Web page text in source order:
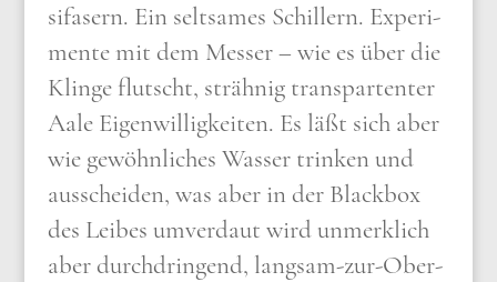
si­fa­sern. Ein selt­sa­mes Schil­lern. Expe­ri­
men­te mit dem Mes­ser – wie es über die
Klin­ge flutscht, sträh­nig tran­spar­ten­ter
Aale Eigen­wil­lig­kei­ten. Es läßt sich aber
wie gewöhn­li­ches Was­ser trin­ken und
aus­schei­den, was aber in der Black­box
des Lei­bes umver­daut wird unmerk­lich
aber durch­drin­gend, lang­sam-zur-Ober­